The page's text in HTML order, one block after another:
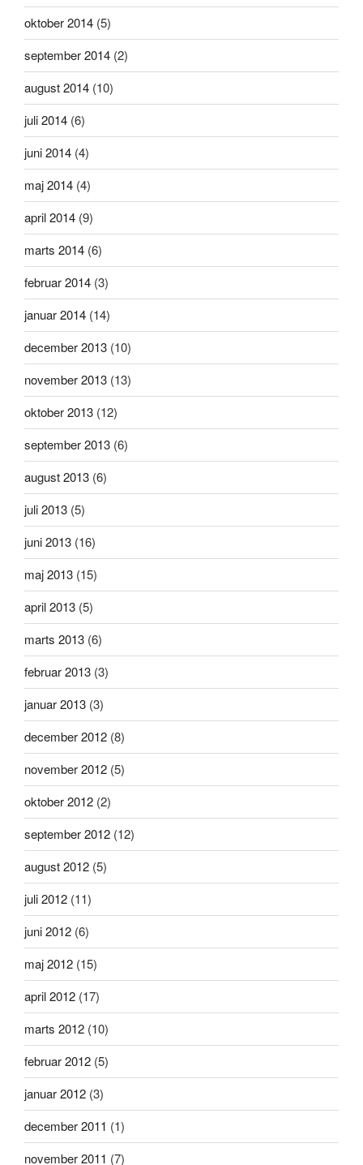
oktober 2014 (5)
september 2014 (2)
august 2014 (10)
juli 2014 (6)
juni 2014 (4)
maj 2014 (4)
april 2014 (9)
marts 2014 (6)
februar 2014 (3)
januar 2014 (14)
december 2013 (10)
november 2013 (13)
oktober 2013 (12)
september 2013 (6)
august 2013 (6)
juli 2013 (5)
juni 2013 (16)
maj 2013 (15)
april 2013 (5)
marts 2013 (6)
februar 2013 (3)
januar 2013 (3)
december 2012 (8)
november 2012 (5)
oktober 2012 (2)
september 2012 (12)
august 2012 (5)
juli 2012 (11)
juni 2012 (6)
maj 2012 (15)
april 2012 (17)
marts 2012 (10)
februar 2012 (5)
januar 2012 (3)
december 2011 (1)
november 2011 (7)